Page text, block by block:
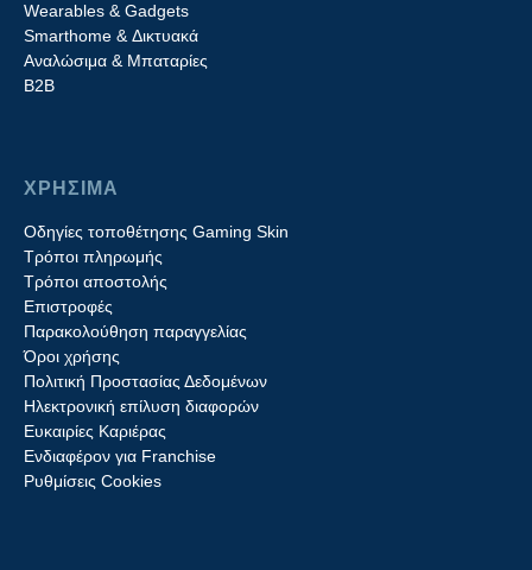
Wearables & Gadgets
Smarthome & Δικτυακά
Aναλώσιμα & Μπαταρίες
Β2B
ΧΡΗΣΙΜΑ
Οδηγίες τοποθέτησης Gaming Skin
Τρόποι πληρωμής
Τρόποι αποστολής
Επιστροφές
Παρακολούθηση παραγγελίας
Όροι χρήσης
Πολιτική Προστασίας Δεδομένων
Ηλεκτρονική επίλυση διαφορών
Ευκαιρίες Καριέρας
Ενδιαφέρον για Franchise
Ρυθμίσεις Cookies